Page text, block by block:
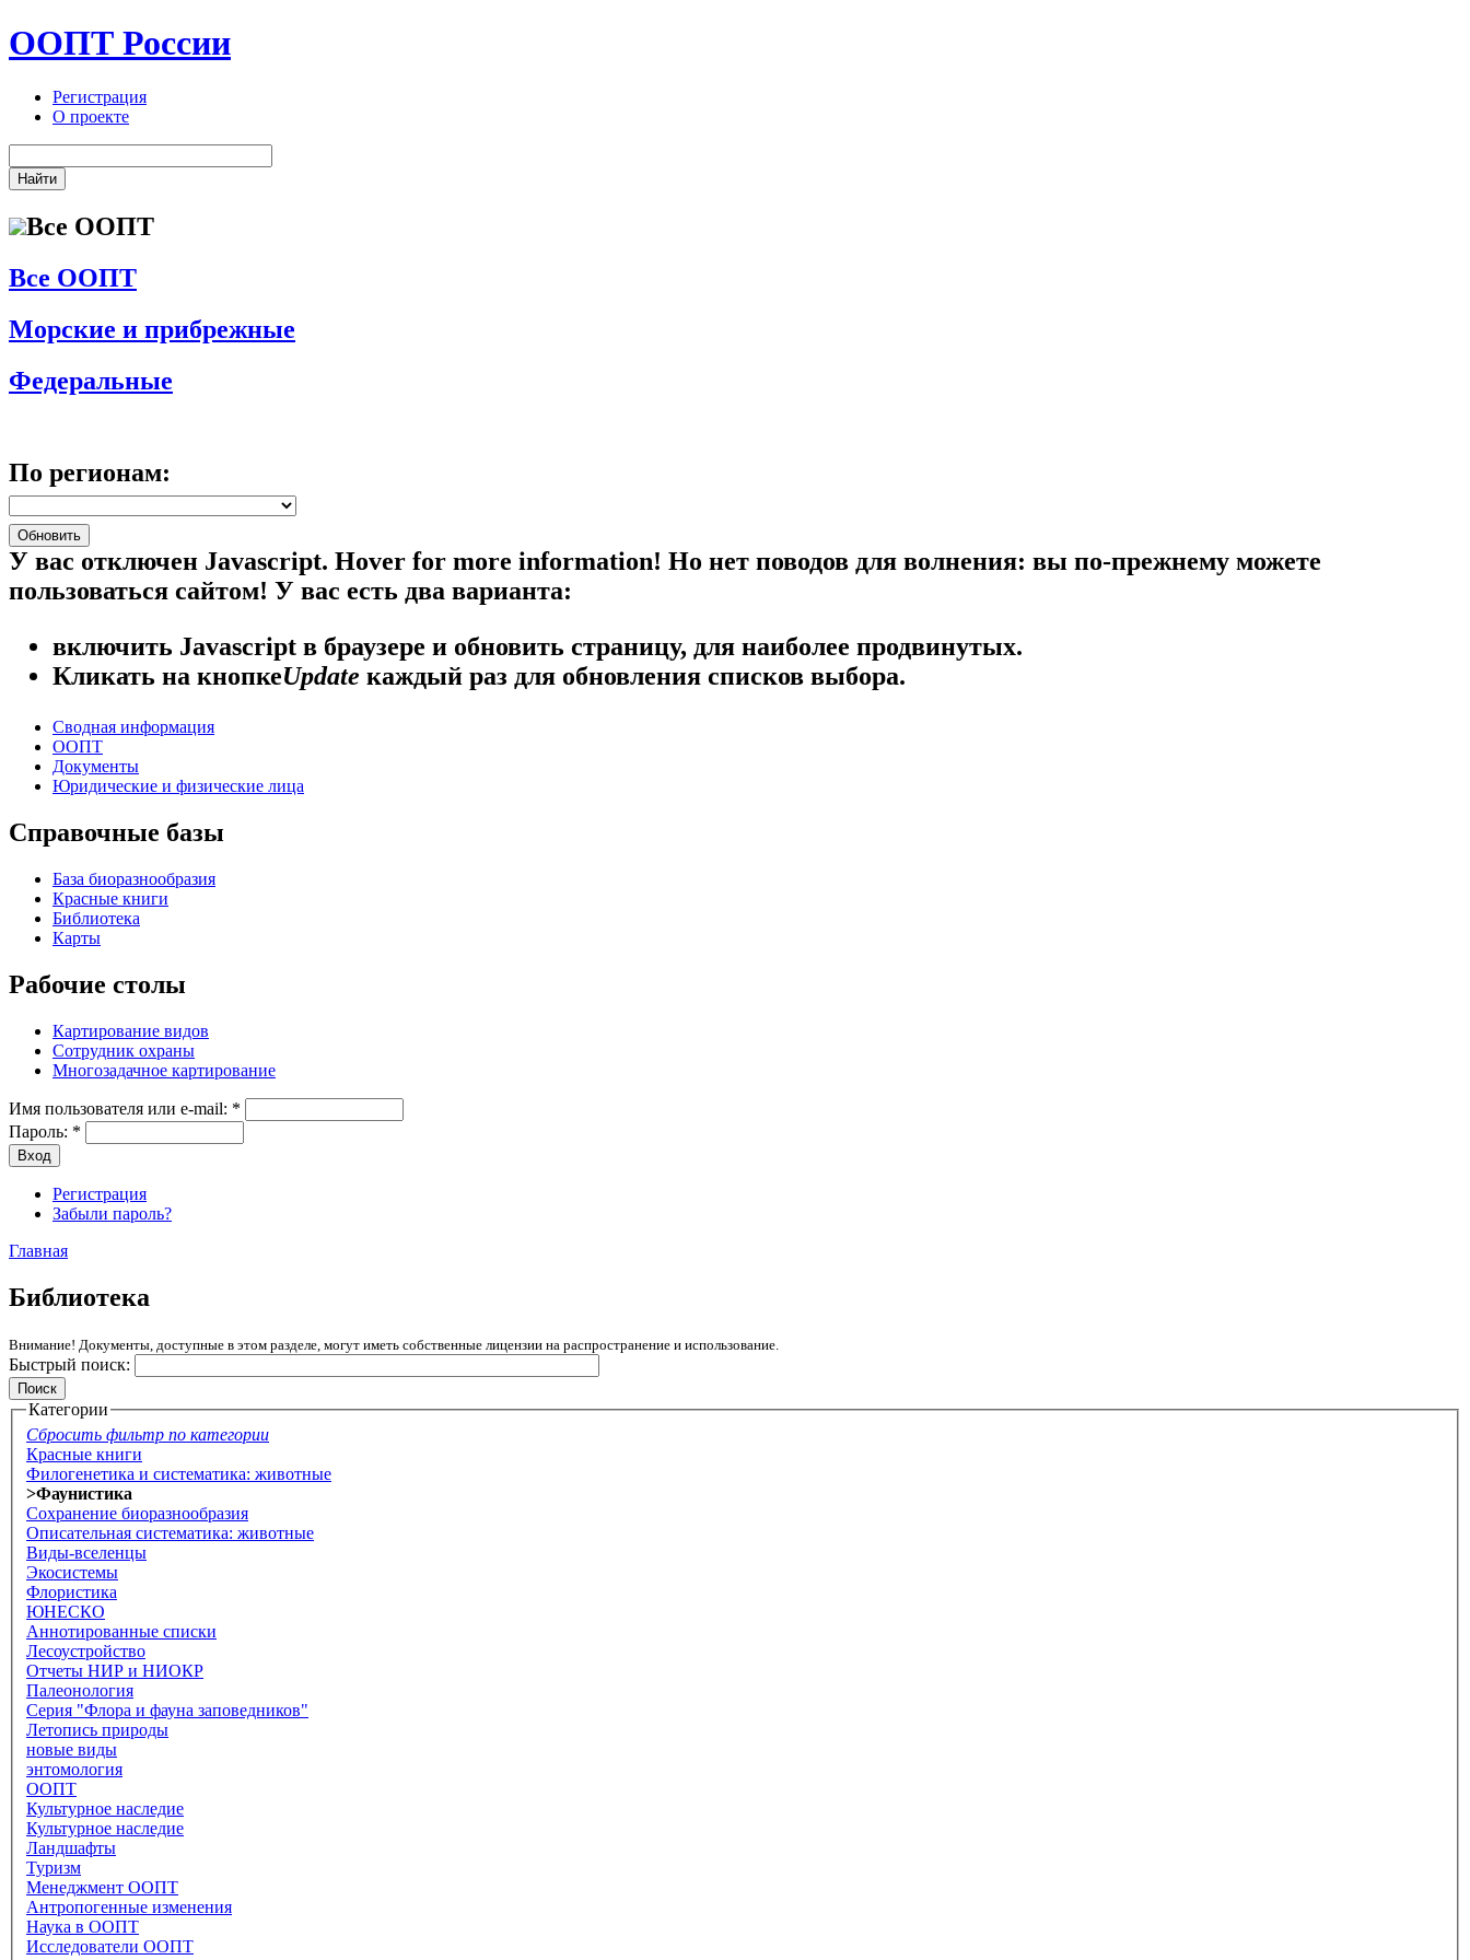
ООПТ России
Регистрация
О проекте
Все ООПТ
Все ООПТ
Морские и прибрежные
Федеральные
По регионам:
У вас отключен Javascript. Hover for more information! Но нет поводов для волнения: вы по-прежнему можете
пользоваться сайтом! У вас есть два варианта:
включить Javascript в браузере и обновить страницу, для наиболее продвинутых.
Кликать на кнопкеUpdate каждый раз для обновления списков выбора.
Сводная информация
ООПТ
Документы
Юридические и физические лица
Справочные базы
База биоразнообразия
Красные книги
Библиотека
Карты
Рабочие столы
Картирование видов
Сотрудник охраны
Многозадачное картирование
Имя пользователя или e-mail: *
Пароль: *
Регистрация
Забыли пароль?
Главная
Библиотека
Внимание! Документы, доступные в этом разделе, могут иметь собственные лицензии на распространение и использование.
Быстрый поиск:
Категории
Сбросить фильтр по категории
Красные книги
Филогенетика и систематика: животные
>Фаунистика
Сохранение биоразнообразия
Описательная систематика: животные
Виды-вселенцы
Экосистемы
Флористика
ЮНЕСКО
Аннотированные списки
Лесоустройство
Отчеты НИР и НИОКР
Палеонология
Серия "Флора и фауна заповедников"
Летопись природы
новые виды
энтомология
ООПТ
Культурное наследие
Культурное наследие
Ландшафты
Туризм
Менеджмент ООПТ
Антропогенные изменения
Наука в ООПТ
Исследователи ООПТ